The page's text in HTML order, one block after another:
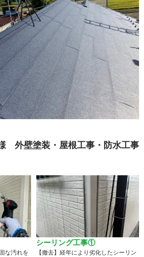
外壁塗装・屋根工事・防水工事
な汚れを
シーリング工事①
【撤去】経年により劣化したシーリン